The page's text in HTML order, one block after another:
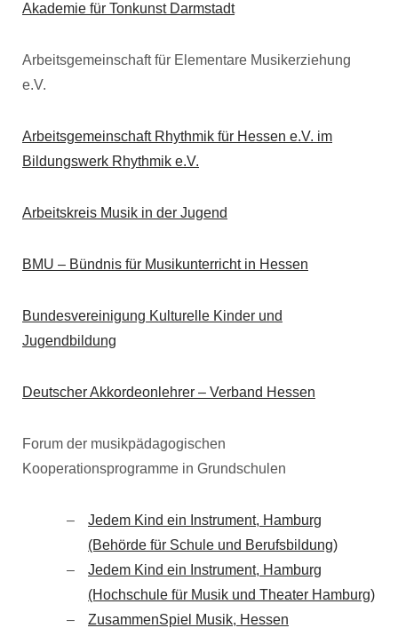
Akademie für Tonkunst Darmstadt
Arbeitsgemeinschaft für Elementare Musikerziehung
e.V.
Arbeitsgemeinschaft Rhythmik für Hessen e.V. im
Bildungswerk Rhythmik e.V.
Arbeitskreis Musik in der Jugend
BMU – Bündnis für Musikunterricht in Hessen
Bundesvereinigung Kulturelle Kinder und
Jugendbildung
Deutscher Akkordeonlehrer – Verband Hessen
Forum der musikpädagogischen
Kooperationsprogramme in Grundschulen
Jedem Kind ein Instrument, Hamburg
(Behörde für Schule und Berufsbildung)
Jedem Kind ein Instrument, Hamburg
(Hochschule für Musik und Theater Hamburg)
ZusammenSpiel Musik, Hessen